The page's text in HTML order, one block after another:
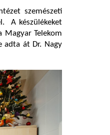
szemészeti
A készülékeket
Magyar Telekom
adta át Dr. Nagy